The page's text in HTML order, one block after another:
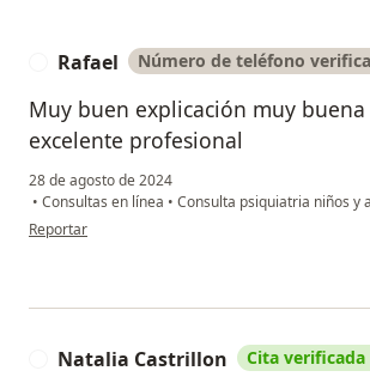
Rafael Número de teléfono
Muy buen explicación muy
excelente profesional
28 de agosto de 2024
• Consultas en línea • Consulta psiquiatria niños y
en opinión del usuario Rafael
Reportar
Natalia Castrillon Cita verificada